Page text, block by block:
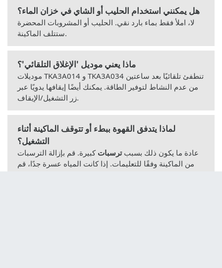
هل يمكنني استخدام الحليب أو الشاي في خزان الماء؟
لا، املأ فقط بماء بارد نقي. الحليب أو المشروبات المحضرة
ستتلف الماكينة.
ماذا يعني موديل 'الإغلاق التلقائي'؟
موديلات TKA3A014 و TKA3A034 تنطفئ تلقائيًا بعد ساعتين
من عدم النشاط لتوفير الطاقة. يمكنك أيضًا إيقافها يدويًا عبر
زر التشغيل/الإيقاف.
لماذا يتدفق القهوة ببطء أو تتوقف الماكينة أثناء
التشغيل؟
عادة ما يكون ذلك بسببترسبات كبيرة. قم بإزالة الترسبات
من الماكينة وفقًا للتعليمات. إذا كانت المياه عسرة جدًا، قم